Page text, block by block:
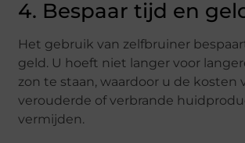
4. Bespaar tijd en
Het gebruik van zelfbruiner
geld. U hoeft niet langer voor
zon te staan, waardoor u de kosten
verouderde of verbrande
vermijden.